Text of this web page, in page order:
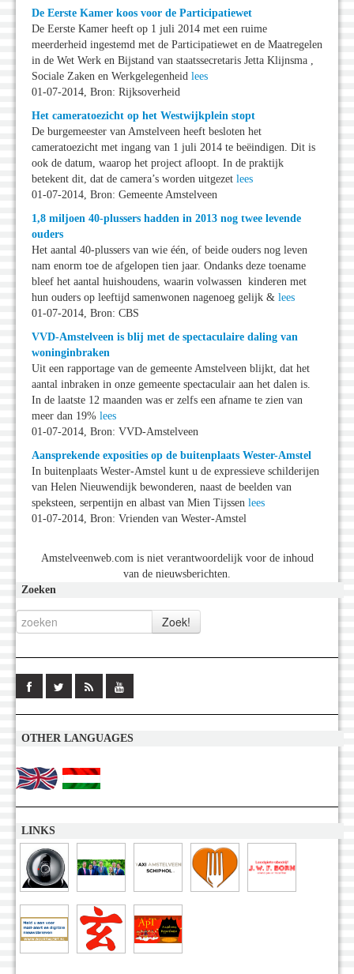
De Eerste Kamer koos voor de Participatiewet
De Eerste Kamer heeft op 1 juli 2014 met een ruime
meerderheid ingestemd met de Participatiewet en de Maatregelen
in de Wet Werk en Bijstand van staatssecretaris Jetta Klijnsma ,
Sociale Zaken en Werkgelegenheid lees
01-07-2014, Bron: Rijksoverheid
Het cameratoezicht op het Westwijkplein stopt
De burgemeester van Amstelveen heeft besloten het
cameratoezicht met ingang van 1 juli 2014 te beëindigen. Dit is
ook de datum, waarop het project afloopt. In de praktijk
betekent dit, dat de camera’s worden uitgezet lees
01-07-2014, Bron: Gemeente Amstelveen
1,8 miljoen 40-plussers hadden in 2013 nog twee levende
ouders
Het aantal 40-plussers van wie één, of beide ouders nog leven
nam enorm toe de afgelopen tien jaar. Ondanks deze toename
bleef het aantal huishoudens, waarin volwassen kinderen met
hun ouders op leeftijd samenwonen nagenoeg gelijk & lees
01-07-2014, Bron: CBS
VVD-Amstelveen is blij met de spectaculaire daling van
woninginbraken
Uit een rapportage van de gemeente Amstelveen blijkt, dat het
aantal inbraken in onze gemeente spectaculair aan het dalen is.
In de laatste 12 maanden was er zelfs een afname te zien van
meer dan 19% lees
01-07-2014, Bron: VVD-Amstelveen
Aansprekende exposities op de buitenplaats Wester-Amstel
In buitenplaats Wester-Amstel kunt u de expressieve schilderijen
van Helen Nieuwendijk bewonderen, naast de beelden van
speksteen, serpentijn en albast van Mien Tijssen lees
01-07-2014, Bron: Vrienden van Wester-Amstel
Amstelveenweb.com is niet verantwoordelijk voor de inhoud
van de nieuwsberichten.
Zoeken
OTHER LANGUAGES
LINKS